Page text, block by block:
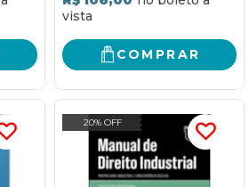
COMPRAR
20% OFF